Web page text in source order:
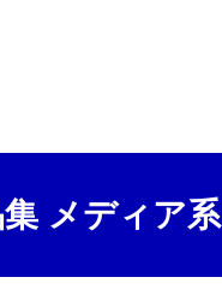
メディア系